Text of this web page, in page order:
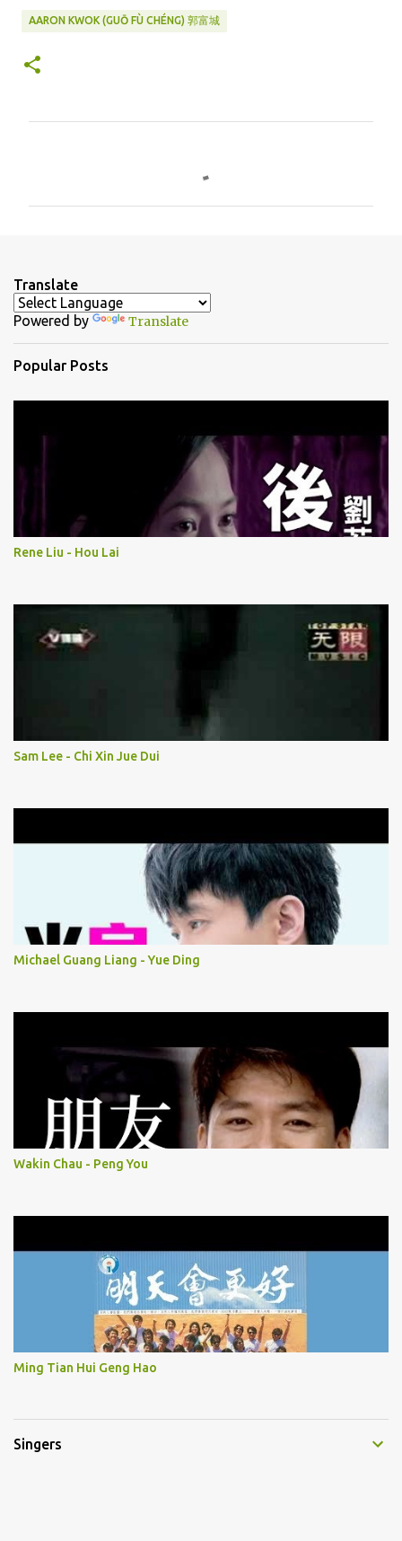
AARON KWOK (GUŌ FÙ CHÉNG) 郭富城
t
s
Translate
Powered by Translate
Popular Posts
Rene Liu - Hou Lai
Sam Lee - Chi Xin Jue Dui
Michael Guang Liang - Yue Ding
Wakin Chau - Peng You
Ming Tian Hui Geng Hao
Singers